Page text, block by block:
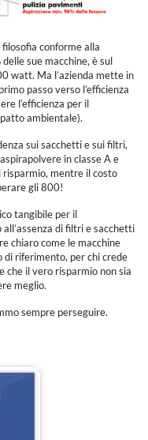
conforme alla
sue macchine, è sul
watt. Ma l’azienda mette in
passo verso l’efficienza
l’efficienza per il
ambientale).
sui sacchetti e sui filtri,
in classe A e
risparmio, mentre il costo
gli 800!
tangibile per il
di filtri e sacchetti
chiaro come le macchine
di riferimento, per chi crede
che il vero risparmio non sia
meglio.
sempre perseguire.